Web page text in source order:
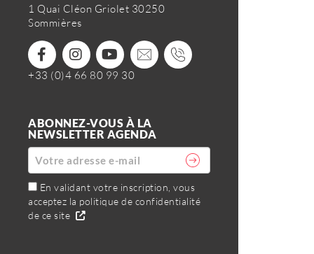
1 Quai Cléon Griolet 30250
Sommières
+33 (0)4 66 80 99 30
ABONNEZ-VOUS À LA
NEWSLETTER AGENDA
En validant votre inscription, vous
acceptez la politique de confidentialité
de ce site